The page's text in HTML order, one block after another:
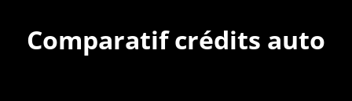
Comparatif crédits auto